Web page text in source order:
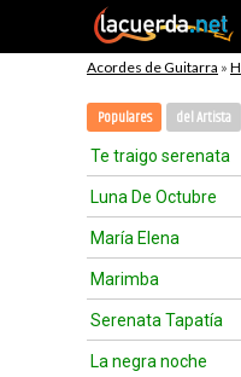
Acordes de Guitarra » H
Populares del Artista
Te traigo serenata
Luna De Octubre
María Elena
Marimba
Serenata Tapatía
La negra noche